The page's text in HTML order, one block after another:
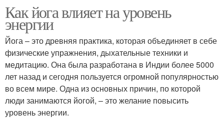
Как йога влияет на уровень
энергии
Йога – это древняя практика, которая объединяет в себе
физические упражнения, дыхательные техники и
медитацию. Она была разработана в Индии более 5000
лет назад и сегодня пользуется огромной популярностью
во всем мире. Одна из основных причин, по которой
люди занимаются йогой, – это желание повысить
уровень энергии.